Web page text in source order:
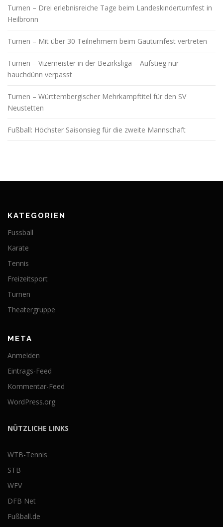
Turnen – Drei erlebnisreiche Tage beim Landeskinderturnfest in
Heilbronn
Turnen – Mit über 30 Teilnehmern beim Gauturnfest vertreten
Turnen – Vizemeister in der Bezirksliga – Aufstieg nur
hauchdünn verpasst
Turnen – Württembergischer Mehrkampftitel für den SV
Neustetten
Fußball: Höchster Saisonsieg für die zweite Mannschaft
KATEGORIEN
Fussball
Karate
Tennis
Freizeitsport
Turnen
Theatergruppe
META
Anmelden
Eintrags-Feed
Kommentar-Feed
WordPress.org
NÜTZLICHE LINKS
WTB-Tennis
STB
WFV
DFB Net
Fußball.de